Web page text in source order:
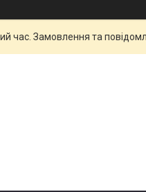
час. Замовлення та